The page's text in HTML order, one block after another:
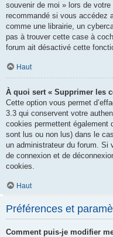
souvenir de moi » lors de
recommandé si vous accédez
comme une librairie, un
pas à trouver cette case à
forum ait désactivé cette
Haut
À quoi sert « Supprimer les
Cette option vous permet
3.3 qui conservent votre
cookies permettent également
sont lus ou non lus) dans le
un administrateur du forum. Si
de connexion et de
cookies.
Haut
Préférences et
Comment puis-je modifier